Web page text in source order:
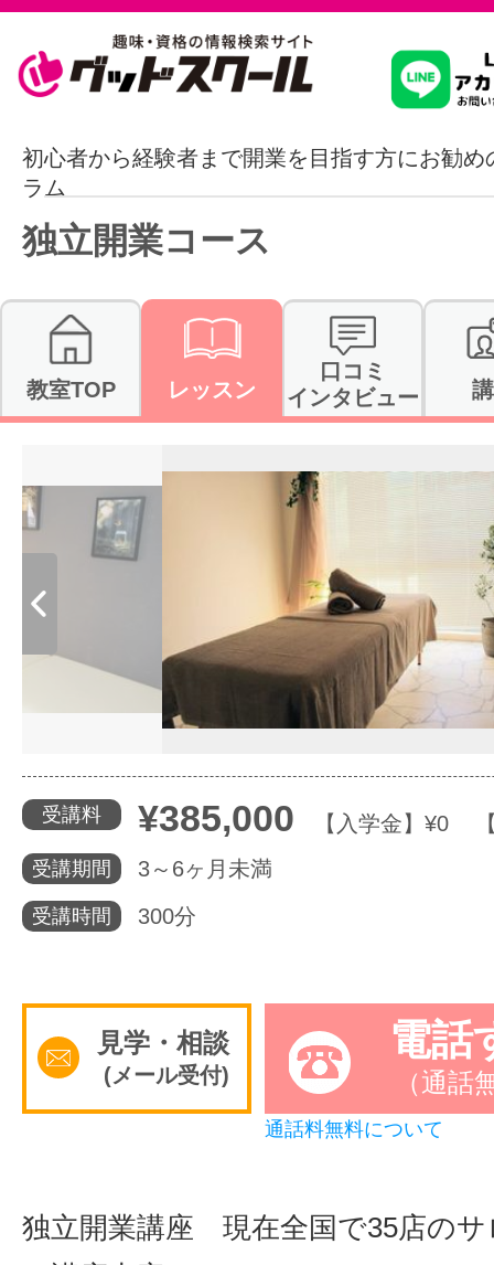
習いたいこ
駅・路線か
体験レッス
やりたいこ
特集をみる
グッドスク
サイトマッ
初心者から経験者まで開業を目指す方にお勧め
ラム
独立開業コース
教室TOP レッスン
口コミ
インタビュー
受講料 ¥385,000 【入学金】¥0
受講期間 3～6ヶ月未満
受講時間 300分
見学・相談
(メール受付)
電話
（通話
通話料無料について
独立開業講座 現在全国で35店の